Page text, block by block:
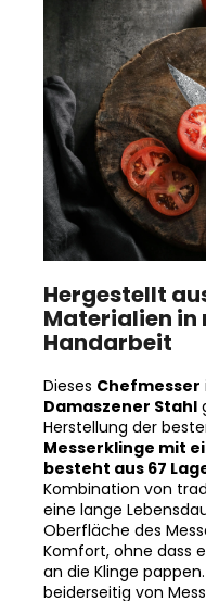
Hergestellt
Materialien
Handarbeit
Damaszener Stahl
Herstellung der
Messerklinge mit
besteht aus 67
Kombination von
eine lange
Oberfläche des
Komfort, ohne dass
an die Klinge
beiderseitig von
einemWinkel von